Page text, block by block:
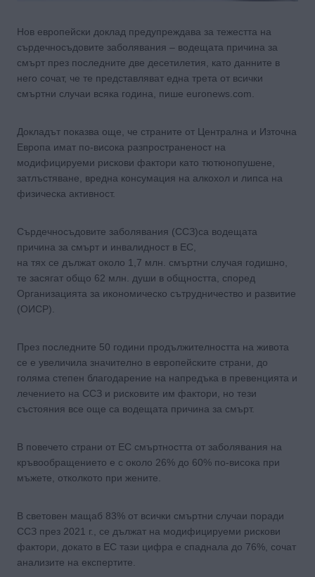
Нов европейски доклад предупреждава за тежестта на
сърдечносъдовите заболявания – водещата причина за
смърт през последните две десетилетия, като данните в
него сочат, че те представляват една трета от всички
смъртни случаи всяка година, пише euronews.com.
Докладът показва още, че страните от Централна и Източна
Европа имат по-висока разпространеност на
модифицируеми рискови фактори като тютюнопушене,
затлъстяване, вредна консумация на алкохол и липса на
физическа активност.
Сърдечносъдовите заболявания (ССЗ)са водещата
причина за смърт и инвалидност в EС,
на тях се дължат около 1,7 млн. смъртни случая годишно,
те засягат общо 62 млн. души в общността, според
Организацията за икономическо сътрудничество и развитие
(ОИСР).
През последните 50 години продължителността на живота
се е увеличила значително в европейските страни, до
голяма степен благодарение на напредъка в превенцията и
лечението на ССЗ и рисковите им фактори, но тези
състояния все още са водещата причина за смърт.
В повечето страни от ЕС смъртността от заболявания на
кръвообращението е с около 26% до 60% по-висока при
мъжете, отколкото при жените.
В световен мащаб 83% от всички смъртни случаи поради
ССЗ през 2021 г., се дължат на модифицируеми рискови
фактори, докато в ЕС тази цифра е спаднала до 76%, сочат
анализите на експертите.